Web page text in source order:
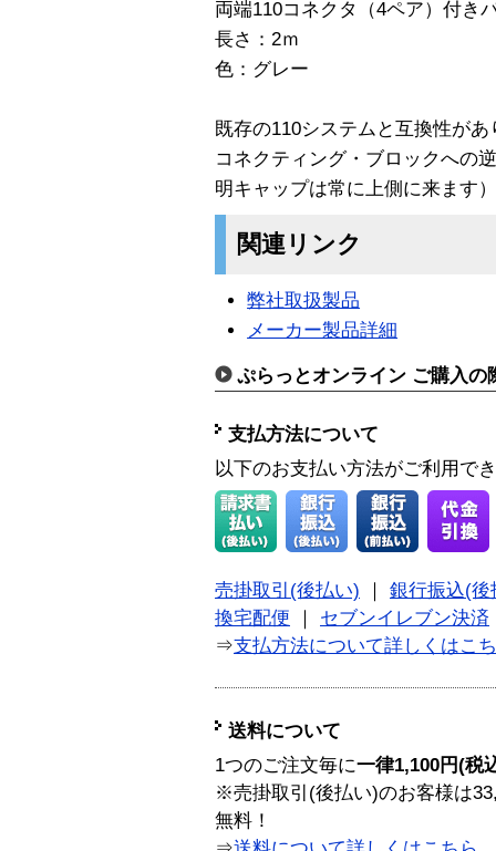
両端110コネクタ（4ペア）付き
長さ：2ｍ
色：グレー
既存の110システムと互換性があ
コネクティング・ブロックへの
明キャップは常に上側に来ます
関連リンク
弊社取扱製品
メーカー製品詳細
ぷらっとオンライン ご購入の
支払方法について
以下のお支払い方法がご利用で
売掛取引(後払い)
銀行振込(後
換宅配便
セブンイレブン決済
⇒支払方法について詳しくはこ
送料について
1つのご注文毎に一律1,100円(税
※売掛取引(後払い)のお客様は
無料！